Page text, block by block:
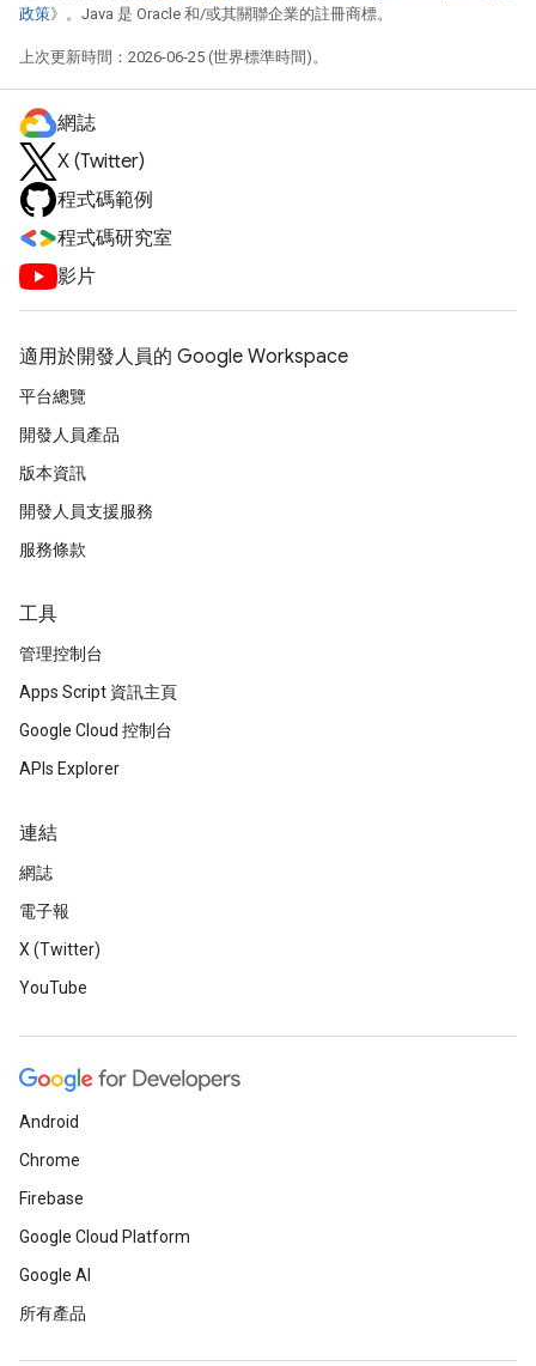
政策》。Java 是 Oracle 和/或其關聯企業的註冊商標。
上次更新時間：2026-06-25 (世界標準時間)。
網誌
X (Twitter)
程式碼範例
程式碼研究室
影片
適用於開發人員的 Google Workspace
平台總覽
開發人員產品
版本資訊
開發人員支援服務
服務條款
工具
管理控制台
Apps Script 資訊主頁
Google Cloud 控制台
APIs Explorer
連結
網誌
電子報
X (Twitter)
YouTube
Android
Chrome
Firebase
Google Cloud Platform
Google AI
所有產品